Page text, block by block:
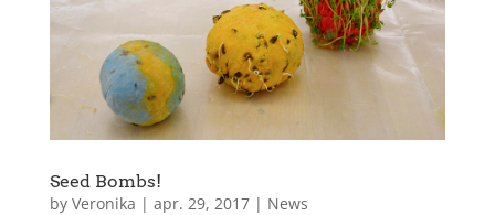
Seed Bombs!
by Veronika | apr. 29, 2017| News